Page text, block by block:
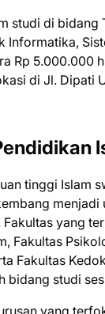
studi di bidang
Rp 5.000.000
di Jl. Dipati
tinggi Islam
yang
Fakultas
Fakultas
bidang studi
yang